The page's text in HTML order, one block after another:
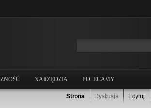
NARZĘDZIA POLECAMY
Strona Dyskusja Edytuj